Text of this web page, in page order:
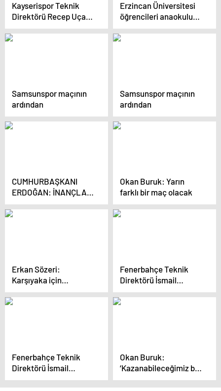
Kayserispor Teknik
Direktörü Recep Uçar:
‘Üzgünüm, hedefimiz
puan almaktı’
Erzincan Üniversitesi
öğrencileri anaokulu
öğrencilerine masal
anlatıyor
Samsunspor maçının
ardından
Samsunspor maçının
ardından
CUMHURBAŞKANI
ERDOĞAN: İNANÇLAR
VE SEMBOLLER
ÜZERİNDEN PİS BİR
Okan Buruk: Yarın
farklı bir maç olacak
Erkan Sözeri:
Karşıyaka için
şampiyonluk
hedefliyoruz
Fenerbahçe Teknik
Direktörü İsmail
Kartal: Rakip sürekli
kendini yere atarak
Fenerbahçe Teknik
Direktörü İsmail
Kartal: ‘Fred’e şans
Okan Buruk:
‘Kazanabileceğimiz bir
maçtı’